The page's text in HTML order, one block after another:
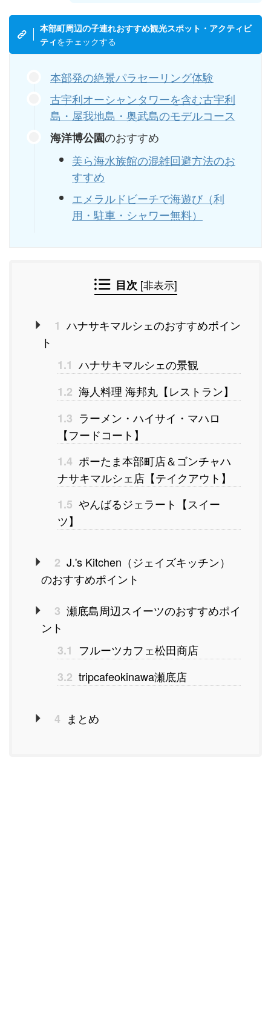
本部町周辺の子連れおすすめ観光スポット・アクティビ
ティをチェックする
本部発の絶景パラセーリング体験
古宇利オーシャンタワーを含む古宇利
島・屋我地島・奥武島のモデルコース
海洋博公園のおすすめ
美ら海水族館の混雑回避方法のお
すすめ
エメラルドビーチで海遊び（利
用・駐車・シャワー無料）
目次 [非表示]
1 ハナサキマルシェのおすすめポイン
ト
1.1 ハナサキマルシェの景観
1.2 海人料理 海邦丸【レストラン】
1.3 ラーメン・ハイサイ・マハロ
【フードコート】
1.4 ポーたま本部町店＆ゴンチャハ
ナサキマルシェ店【テイクアウト】
1.5 やんばるジェラート【スイー
ツ】
2 J.'s Kitchen（ジェイズキッチン）
のおすすめポイント
3 瀬底島周辺スイーツのおすすめポイ
ント
3.1 フルーツカフェ松田商店
3.2 tripcafeokinawa瀬底店
4 まとめ